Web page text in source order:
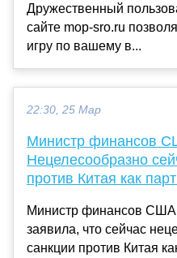
Дружественный
сайте mop-sro.ru позволяет быстро и легко найти
игру по вашему в...
22:30, 25 Мар
Министр финансов
Нецелесообразно
против Китая как
Министр финансов США
заявила, что сейчас
санкции против Китая